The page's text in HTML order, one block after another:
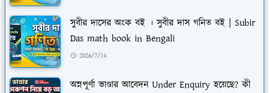
সুবীর দাসের অংক বই । সুবীর দাস গনিত বই | Subir
Das math book in Bengali
2026/7/14
অন্নপূর্ণা ভাণ্ডার আবেদন Under Enquiry হয়েছে? কী